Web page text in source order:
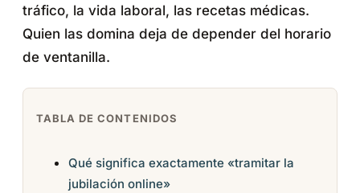
tráfico, la vida laboral, las recetas médicas.
Quien las domina deja de depender del horario
de ventanilla.
TABLA DE CONTENIDOS
Qué significa exactamente «tramitar la
jubilación online»